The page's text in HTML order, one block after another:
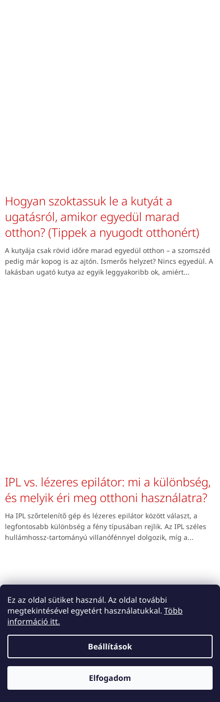
Ez az oldal sütiket használ. Az oldal további
megtekintésével egyetért használatukkal. Több
információ itt.
Beállítások
Elfogadom
Hogyan szoktassuk le a kutyát a
ugatásról, amikor egyedül marad
otthon? (Tippek a nyugodt otthonért)
A kutyája csak rövid időre marad egyedül otthon – a szomszéd
pedig már kopog is az ajtón. Ismerős helyzet? Nincs egyedül. A
lakásban ugató kutya az egyik leggyakoribb ok, amiért...
IPL vs. lézeres epilátor: mi a különbség,
és melyik éri meg otthoni használatra?
Ha IPL szőrtelenítő gép és lézeres epilátor között választ, a
legfontosabb különbség a fény típusában rejlik. Az IPL széles
hullámhossz-tartományú villanófénnyel dolgozik, míg a...